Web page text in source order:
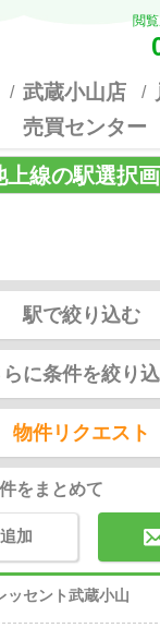
閲
武蔵小山店
売買センター
上線の駅選択
駅で絞り込む
らに条件を絞り
物件リクエスト
をまとめて
加
ッセント武蔵小山